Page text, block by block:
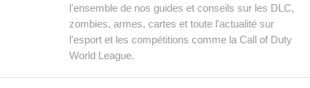
l'ensemble de nos guides et conseils sur les DLC,
zombies, armes, cartes et toute l'actualité sur
l'esport et les compétitions comme la Call of Duty
World League.